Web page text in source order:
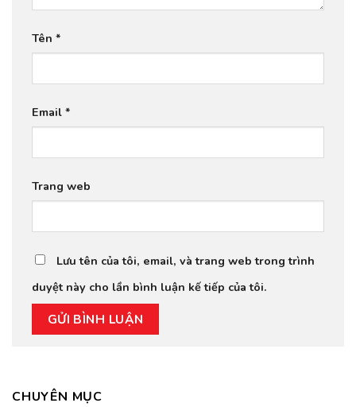
Tên *
Email *
Trang web
Lưu tên của tôi, email, và trang web trong trình
duyệt này cho lần bình luận kế tiếp của tôi.
CHUYÊN MỤC